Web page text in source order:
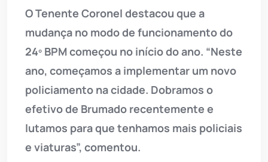
O Tenente Coronel destacou que a
mudança no modo de funcionamento do
24º BPM começou no início do ano. “Neste
ano, começamos a implementar um novo
policiamento na cidade. Dobramos o
efetivo de Brumado recentemente e
lutamos para que tenhamos mais policiais
e viaturas”, comentou.